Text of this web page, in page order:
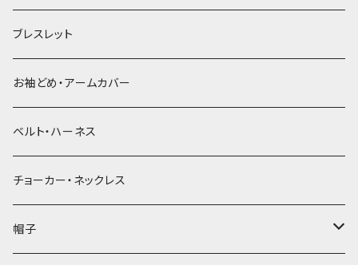
ブレスレット
お袖どめ・アームカバー
ベルト・ハーネス
チョーカー・ネックレス
帽子